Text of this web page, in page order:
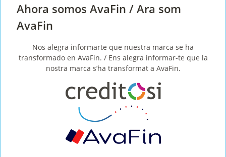
Creditosí
CréditoSí es una empresa de créditos online cuya
misión es ayudarte a resolver problemas ocasionales
de falta de liquidez. Si necesitaspréstamos de 1000
o menos a corto plazo, los puedes conseguir en
Creditosí sin necesidad de hacer colas, pasar por
largos trámites burocráticos o esperar al teléfono para
gestionar la solicitud de tu crédito, pues toda la
préstamo 1000 euros
, solo necesitarás
Ahora somos AvaFin / Ara som
AvaFin
Nos alegra informarte que nuestra marca se ha
transformado en AvaFin. / Ens alegra informar-te que la
nostra marca s’ha transformat a AvaFin.